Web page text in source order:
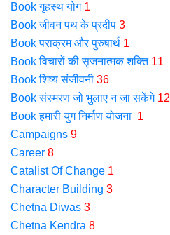
Book गृहस्थ योग 1
Book जीवन पथ के प्रदीप 3
Book पराक्रम और पुरुषार्थ 1
Book विचारों की सृजनात्मक शक्ति 11
Book शिष्य संजीवनी 36
Book संस्मरण जो भुलाए न जा सकेंगे 12
Book हमारी युग निर्माण योजना 1
Campaigns 9
Career 8
Catalist Of Change 1
Character Building 3
Chetna Diwas 3
Chetna Kendra 8